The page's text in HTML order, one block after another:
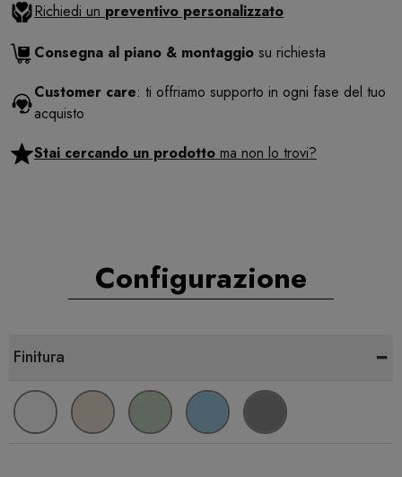
Richiedi un preventivo personalizzato
Consegna al piano & montaggio su richiesta
Customer care: ti offriamo supporto in ogni fase del tuo
acquisto
Stai cercando un prodotto ma non lo trovi?
Configurazione
Finitura -